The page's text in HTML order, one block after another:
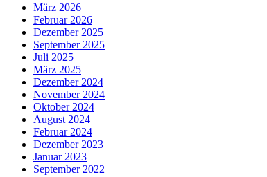
März 2026
Februar 2026
Dezember 2025
September 2025
Juli 2025
März 2025
Dezember 2024
November 2024
Oktober 2024
August 2024
Februar 2024
Dezember 2023
Januar 2023
September 2022